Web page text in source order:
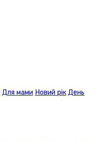
Для мами Новий рік День